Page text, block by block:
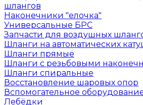
шлангов
Наконечники "елочка"
Универсальные БРС
Запчасти для воздушных
Шланги на автоматических
Шланги прямые
Шланги с резьбовыми
Шланги спиральные
Восстановление шаровых опор
Вспомогательное
Лебёдки